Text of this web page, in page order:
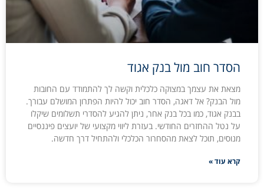
הסדר חוב מול בנק אגוד
מצאת את עצמך במצוקה כלכלית וקשה לך להתמודד עם החובות
מול הבנק? אל דאגה, הסדר חוב יכול להיות הפתרון המושלם עבורך.
בבנק אגוד, כמו בכל בנק אחר, ניתן להגיע להסדרי תשלומים שיקלו
על נטל ההחזרים החודשי. בעזרת ליווי מקצועי של יועצים פיננסיים
מנוסים, תוכל לצאת מהסחרור הכלכלי ולהתחיל דרך חדשה.
קרא עוד »